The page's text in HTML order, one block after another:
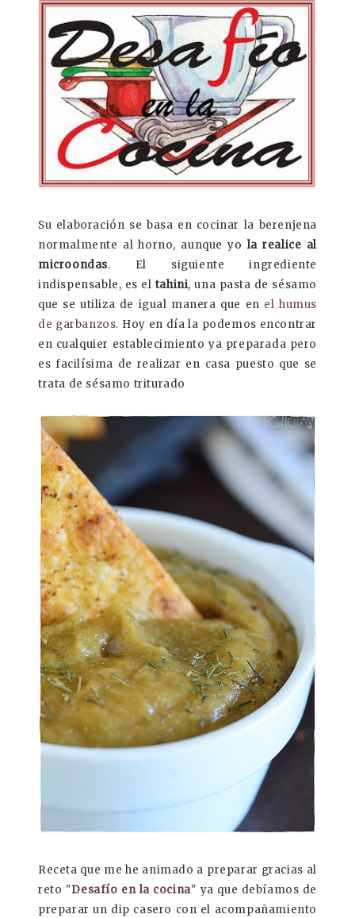
Su elaboración se basa en cocinar la berenjena
normalmente al horno, aunque yo la realice al
microondas. El siguiente ingrediente
indispensable, es el tahini, una pasta de sésamo
que se utiliza de igual manera que en el humus
de garbanzos. Hoy en día la podemos encontrar
en cualquier establecimiento ya preparada pero
es facilísima de realizar en casa puesto que se
trata de sésamo triturado
Receta que me he animado a preparar gracias al
reto "Desafío en la cocina" ya que debíamos de
preparar un dip casero con el acompañamiento